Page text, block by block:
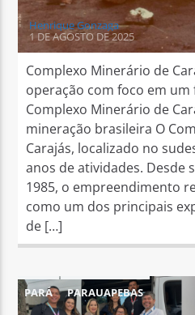
Henrique Gonzaga
1 DE AGOSTO DE 2025
Complexo Minerário de
operação com foco em
Complexo Minerário de
mineração brasileira O
Carajás, localizado no
anos de atividades. Desde
1985, o empreendimento
como um dos principais
de […]
PARÁ PARAUAPEBAS